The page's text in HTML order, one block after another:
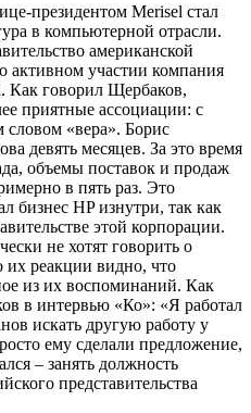
президентом Merisel стал
в компьютерной отрасли.
американской
активном участии компания
Как говорил Щербаков,
приятные ассоциации: с
словом «вера». Борис
девять месяцев. За это время
объемы поставок и продаж
в пять раз. Это
бизнес HP изнутри, так как
этой корпорации.
не хотят говорить о
их реакции видно, что
из их воспоминаний. Как
в интервью «Ко»: «Я работал
искать другую работу у
ему сделали предложение,
– занять должность
представительства